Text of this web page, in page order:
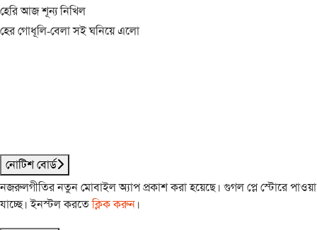
হেরি আজ শূন্য নিখিল
হের গোধূলি-বেলা সই ঘনিয়ে এলো
নোটিশ বোর্ড
নজরুলগীতির নতুন মোবাইল অ্যাপ প্রকাশ করা হয়েছে। গুগল প্লে স্টোরে পাওয়া
যাচ্ছে। ইনস্টল করতেক্লিক করুন।